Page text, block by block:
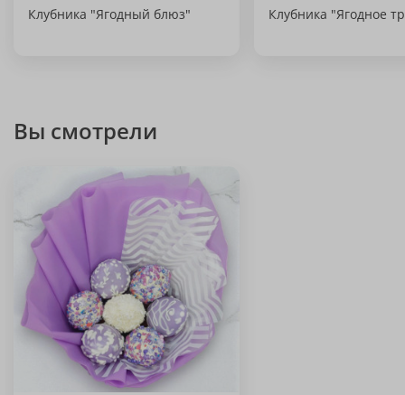
Клубника "Ягодный блюз" Клубника "Ягодное
Вы смотрели